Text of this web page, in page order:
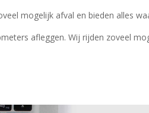
mogelijk afval en bieden alles
afleggen. Wij rijden zoveel